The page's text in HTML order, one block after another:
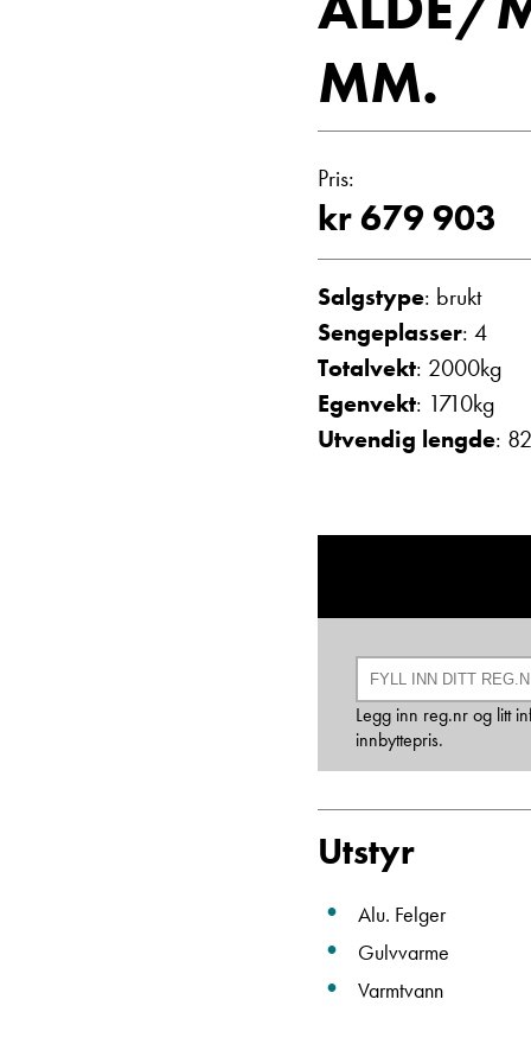
Vis telefon
Janne Solberg
Serviceleder/
Vis telefon
Vis epost
MM.
Pris:
kr 679 903
Salgstype: brukt
Sengeplasser: 4
Totalvekt: 2000kg
Egenvekt: 1710kg
Utvendig lengde:
Legg inn reg.nr og litt
innbyttepris.
Utstyr
Alu. Felger
Gulvvarme
Varmtvann